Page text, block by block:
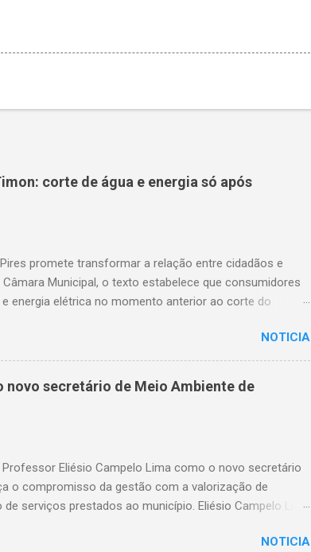
corte de água e energia só após
promete transformar a relação entre cidadãos e
Municipal, o texto estabelece que consumidores
energia elétrica no momento anterior ao corte do
que milhares de timonenses enfrentam dificuldades
pelo corte abrupto do fornecimento. A nova lei,
um avanço significativo na proteção dos usuários.
uma nova ferramenta, possibilitando, no momento
NOTICIA
secretário de Meio Ambiente de
Eliésio Campelo Lima como o novo secretário
o compromisso da gestão com a valorização de
serviços prestados ao município. Eliésio Campelo Lima
no Maranhão quanto no Piauí, sempre com atuação
NOTICIA